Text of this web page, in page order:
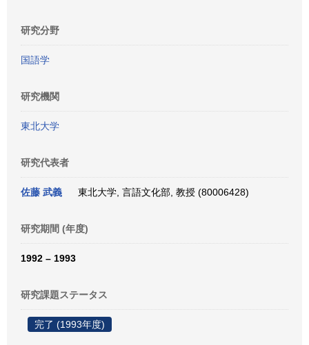
研究分野
国語学
研究機関
東北大学
研究代表者
佐藤 武義 東北大学, 言語文化部, 教授 (80006428)
研究期間 (年度)
1992 – 1993
研究課題ステータス
完了 (1993年度)